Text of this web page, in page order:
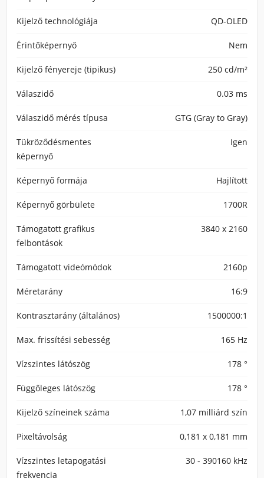
Kijelző technológiája QD-OLED
Érintőképernyő Nem
Kijelző fényereje (tipikus) 250 cd/m²
Válaszidő 0.03 ms
Válaszidő mérés típusa GTG (Gray to Gray)
Tükröződésmentes
képernyő
Igen
Képernyő formája Hajlított
Képernyő görbülete 1700R
Támogatott grafikus
felbontások
3840 x 2160
Támogatott videómódok 2160p
Méretarány 16:9
Kontrasztarány (általános) 1500000:1
Max. frissítési sebesség 165 Hz
Vízszintes látószög 178 °
Függőleges látószög 178 °
Kijelző színeinek száma 1,07 milliárd szín
Pixeltávolság 0,181 x 0,181 mm
Vízszintes letapogatási
frekvencia
30 - 390160 kHz